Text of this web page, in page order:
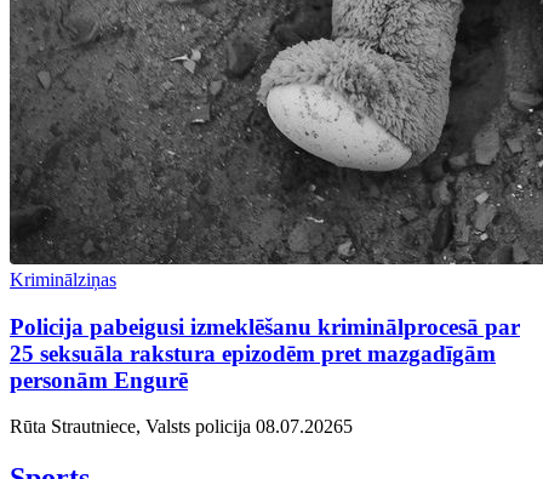
Kriminālziņas
Policija pabeigusi izmeklēšanu kriminālprocesā par
25 seksuāla rakstura epizodēm pret mazgadīgām
personām Engurē
Rūta Strautniece, Valsts policija 08.07.20265